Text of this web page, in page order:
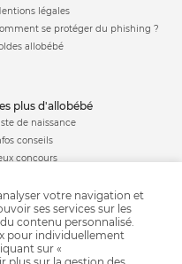
légales
se protéger du phishing ?
allobébé
les plus d'allobébé
de naissance
conseils
concours
sécurisé
votre navigation et
ses services sur les
contenu personnalisé.
pour individuellement
sur «